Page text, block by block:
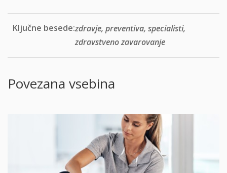
Ključne besede:zdravje, preventiva, specialisti,
zdravstveno zavarovanje
Povezana vsebina